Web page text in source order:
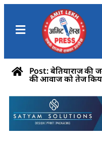
Post: बेतियाराज की
की आवाज को तेज किया